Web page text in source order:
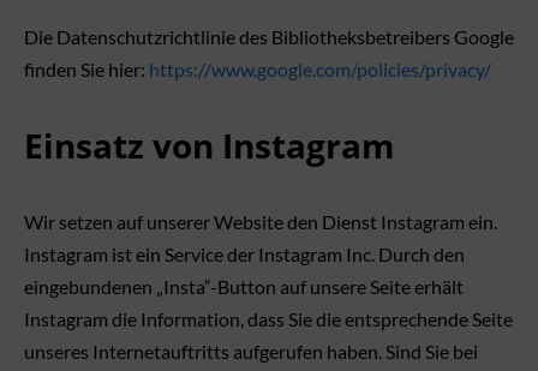
Die Datenschutzrichtlinie des Bibliotheksbetreibers Google
finden Sie hier: https://www.google.com/policies/privacy/
Einsatz von Instagram
Wir setzen auf unserer Website den Dienst Instagram ein.
Instagram ist ein Service der Instagram Inc. Durch den
eingebundenen „Insta“-Button auf unsere Seite erhält
Instagram die Information, dass Sie die entsprechende Seite
unseres Internetauftritts aufgerufen haben. Sind Sie bei